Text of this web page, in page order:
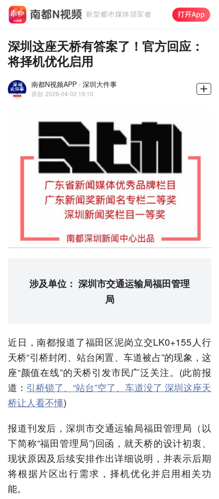
深圳这座天桥有答案了！官方回应：
将择机优化启用
南都N视频APP · 深圳大件事
原创 2026-04-02 19:10
涉及单位： 深圳市交通运输局福田管理
局
近日，南都报道了福田区泥岗立交LK0+155人行
天桥“引桥封闭、站台闲置、车道被占”的现象，这
座“颜值在线”的天桥引发市民广泛关注。(此前报
道： 引桥锁了、“站台”空了、车道没了 深圳这座天
桥让人看不懂)
报道刊发后，深圳市交通运输局福田管理局（以
下简称“福田管理局”)回函，就天桥的设计初衷、
现状原因及后续安排作出详细说明，并表示后期
将根据片区出行需求，择机优化并启用相关功
能。